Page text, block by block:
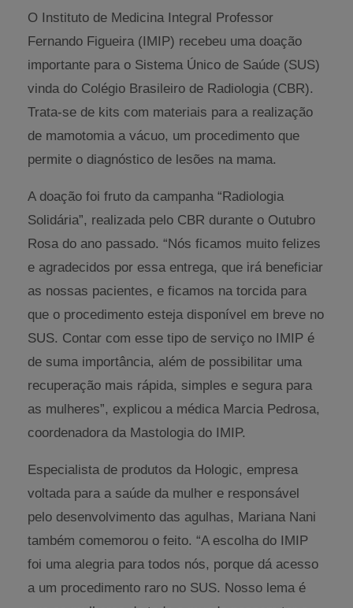
O Instituto de Medicina Integral Professor
Fernando Figueira (IMIP) recebeu uma doação
importante para o Sistema Único de Saúde (SUS)
vinda do Colégio Brasileiro de Radiologia (CBR).
Trata-se de kits com materiais para a realização
de mamotomia a vácuo, um procedimento que
permite o diagnóstico de lesões na mama.
A doação foi fruto da campanha “Radiologia
Solidária”, realizada pelo CBR durante o Outubro
Rosa do ano passado. “Nós ficamos muito felizes
e agradecidos por essa entrega, que irá beneficiar
as nossas pacientes, e ficamos na torcida para
que o procedimento esteja disponível em breve no
SUS. Contar com esse tipo de serviço no IMIP é
de suma importância, além de possibilitar uma
recuperação mais rápida, simples e segura para
as mulheres”, explicou a médica Marcia Pedrosa,
coordenadora da Mastologia do IMIP.
Especialista de produtos da Hologic, empresa
voltada para a saúde da mulher e responsável
pelo desenvolvimento das agulhas, Mariana Nani
também comemorou o feito. “A escolha do IMIP
foi uma alegria para todos nós, porque dá acesso
a um procedimento raro no SUS. Nosso lema é